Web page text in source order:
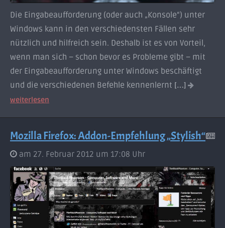
Die Eingabeaufforderung (oder auch „Konsole“) unter
Windows kann in den verschiedensten Fällen sehr
nützlich und hilfreich sein. Deshalb ist es von Vorteil,
wenn man sich – schon bevor es Probleme gibt – mit
der Eingabeaufforderung unter Windows beschäftigt
und die verschiedenen Befehle kennenlernt […]
weiterlesen
Mozilla Firefox: Addon-Empfehlung „Stylish“
am 27. Februar 2012 um 17:08 Uhr